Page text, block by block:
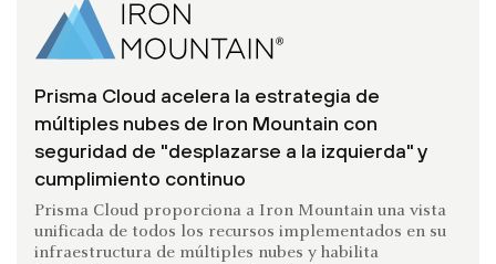
Prisma Cloud acelera la estrategia de
múltiples nubes de Iron Mountain con
seguridad de "desplazarse a la izquierda" y
cumplimiento continuo
Prisma Cloud proporciona a Iron Mountain una vista
unificada de todos los recursos implementados en su
infraestructura de múltiples nubes y habilita